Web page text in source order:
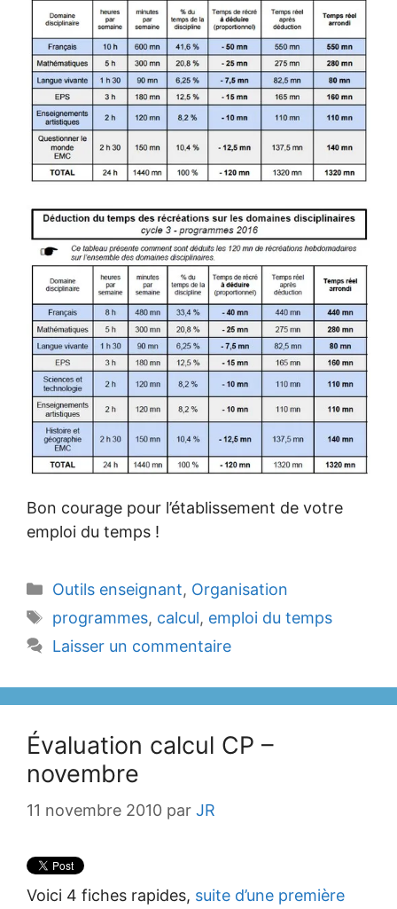
Bon courage pour l’établissement de votre
emploi du temps !
Catégories
Outils enseignant, Organisation
Étiquettes
programmes, calcul, emploi du temps
Laisser un commentaire
Évaluation calcul CP –
novembre
11 novembre 2010 par JR
Voici 4 fiches rapides, suite d’une première